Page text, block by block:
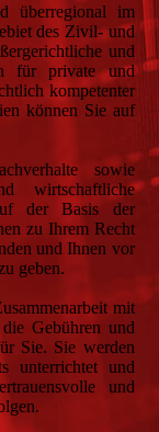
überregional im
des Zivil- und
und
für private und
kompetenter
können Sie auf
sowie
wirtschaftliche
der Basis der
zu Ihrem Recht
und Ihnen vor
geben.
mit
Gebühren und
Sie. Sie werden
unterrichtet und
und